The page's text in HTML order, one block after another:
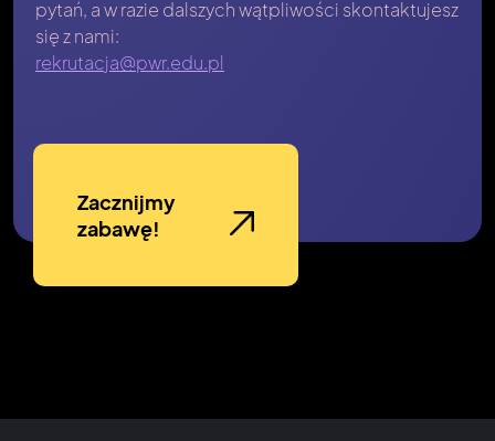
pytań, a w razie dalszych wątpliwości skontaktujesz
się z nami:
rekrutacja@pwr.edu.pl
Zacznijmy
zabawę!